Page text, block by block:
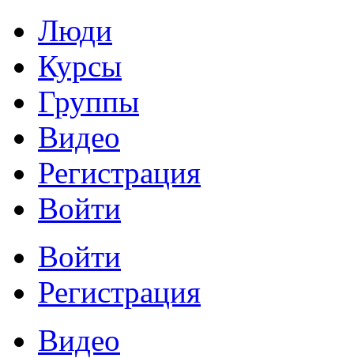
Люди
Курсы
Группы
Видео
Регистрация
Войти
Войти
Регистрация
Видео